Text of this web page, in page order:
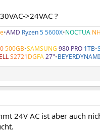
>24VAC ?
•AMD Ryzen 5 5600X•NOCTUA
500GB•SAMSUNG 980 PRO 1TB•
S2721DGFA 27"•
24V AC ist aber auch